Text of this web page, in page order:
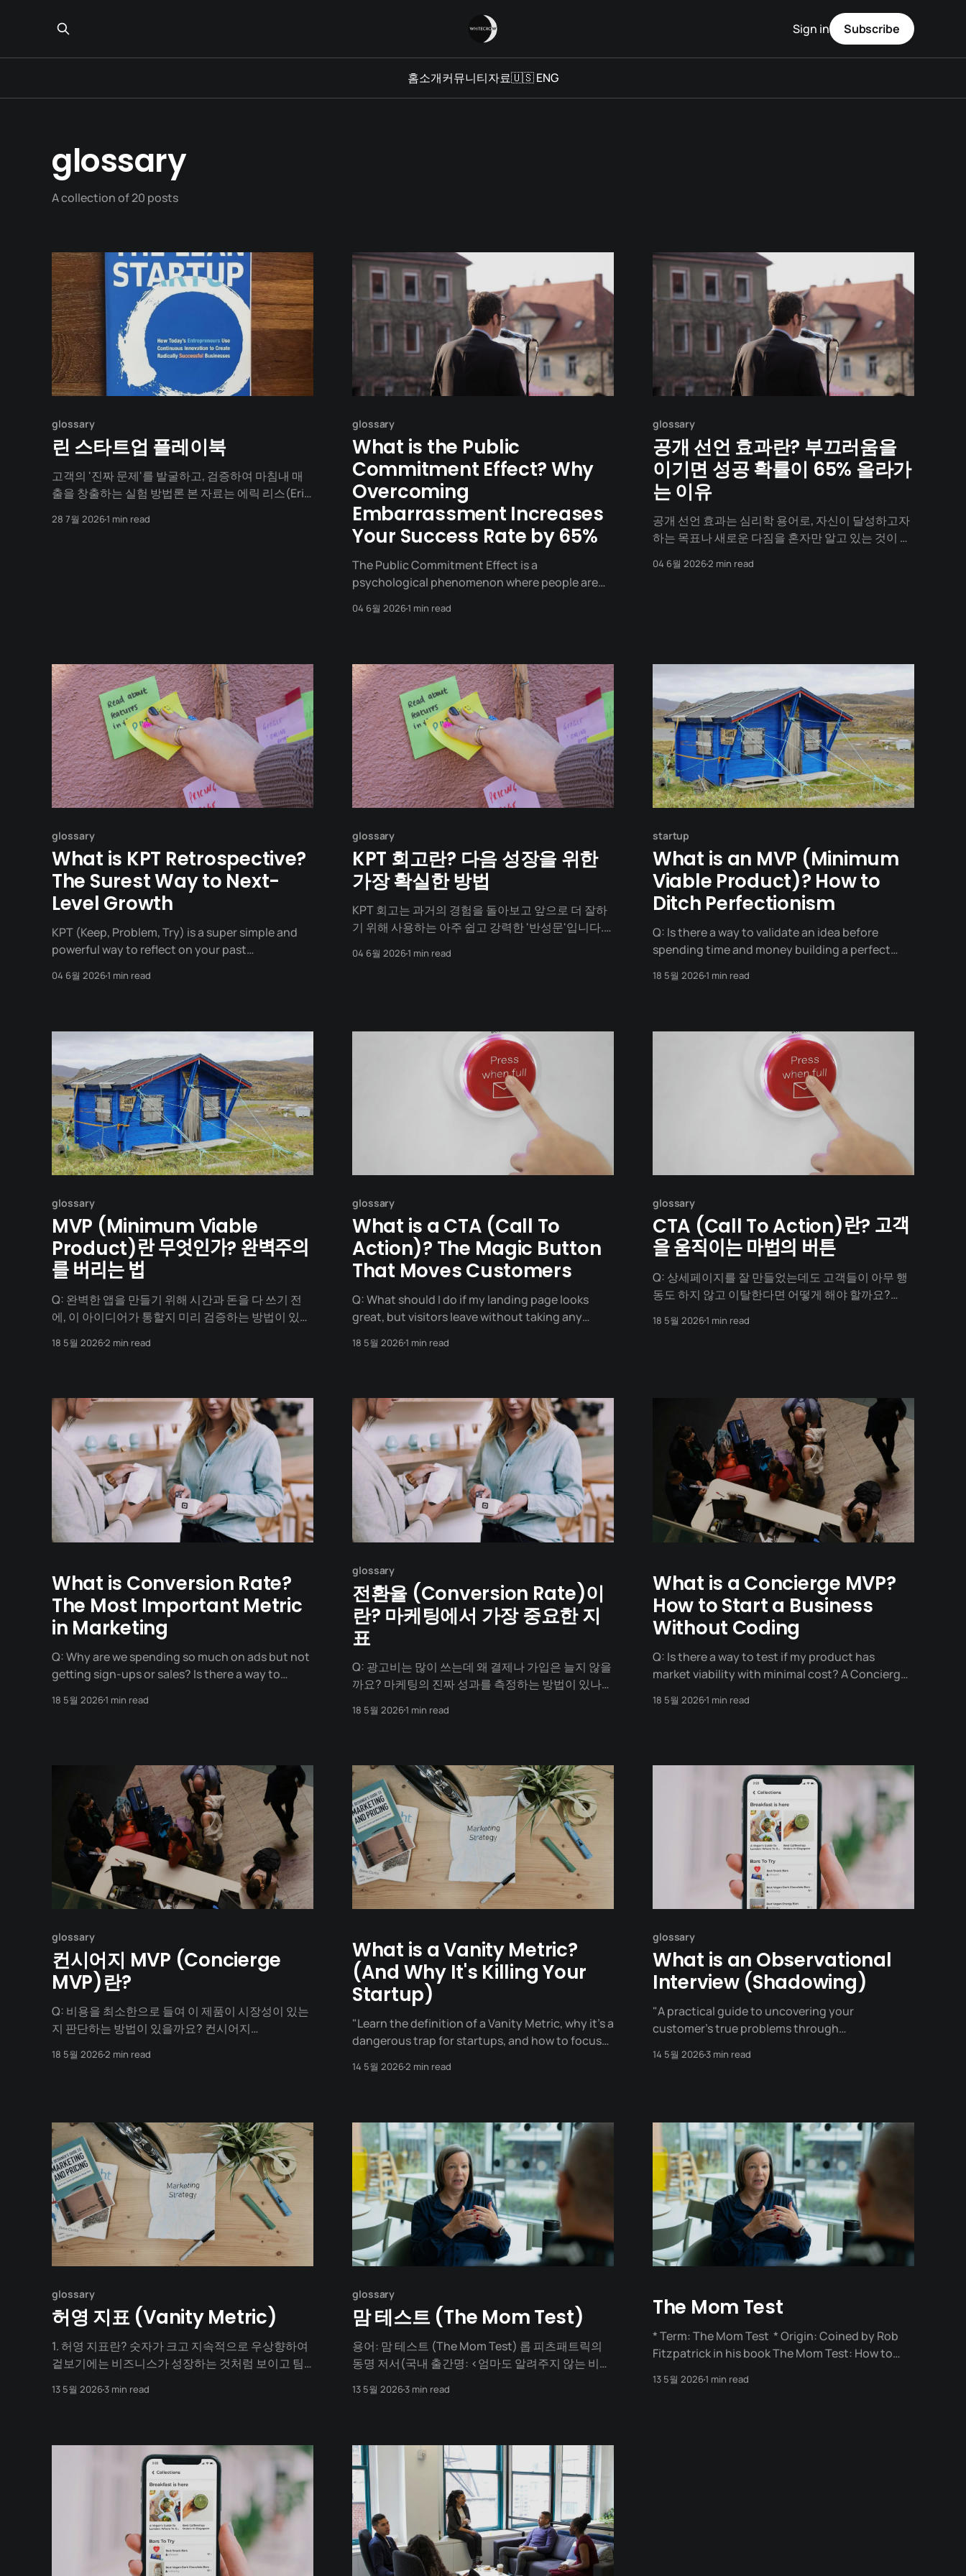
홈소개커뮤니티자료🇺🇸 ENG
Sign in Subscribe
glossary
A collection of 20 posts
glossary
린 스타트업 플레이북
고객의 '진짜 문제'를 발굴하고, 검증하여 마침내 매
출을 창출하는 실험 방법론 본 자료는 에릭 리스(Eric
습니다. 완벽한 계획을 세우느라 시간을 낭비하는 대
28 7월 20261 min read
glossary
What is the Public
Commitment Effect? Why
Overcoming
Embarrassment Increases
Your Success Rate by 65%
The Public Commitment Effect is a
psychological phenomenon where people are
new resolution if they declare it publicly to
social media, "I'
04 6월 20261 min read
glossary
공개 선언 효과란? 부끄러움을
이기면 성공 확률이 65% 올라가
는 이유
공개 선언 효과는 심리학 용어로, 자신이 달성하고자
하는 목표나 새로운 다짐을 혼자만 알고 있는 것이 아
완수할 확률이 극적으로 높아지는 현상을 말합니다.
04 6월 20262 min read
glossary
What is KPT Retrospective?
The Surest Way to Next-
Level Growth
KPT (Keep, Problem, Try) is a super simple and
powerful way to reflect on your past
next time. Instead of writing a long, complicated
04 6월 20261 min read
glossary
KPT 회고란? 다음 성장을 위한
가장 확실한 방법
KPT 회고는 과거의 경험을 돌아보고 앞으로 더 잘하
기 위해 사용하는 아주 쉽고 강력한 '반성문'입니다.
생각하지 마세요. 딱 3가지만 적으면 끝납니다. KPT
04 6월 20261 min read
startup
What is an MVP (Minimum
Viable Product)? How to
Ditch Perfectionism
Q: Is there a way to validate an idea before
spending time and money building a perfect
the earliest, most basic version of a product that
Lean methodology,
18 5월 20261 min read
glossary
MVP (Minimum Viable
Product)란 무엇인가? 완벽주의
를 버리는 법
Q: 완벽한 앱을 만들기 위해 시간과 돈을 다 쓰기 전
에, 이 아이디어가 통할지 미리 검증하는 방법이 있을
제품 **MVP(Minimum Viable Product)**는 '최소
을 말합니다. 스타트업과
18 5월 20262 min read
glossary
What is a CTA (Call To
Action)? The Magic Button
That Moves Customers
Q: What should I do if my landing page looks
great, but visitors leave without taking any
term for any device designed to prompt an
prominent
18 5월 20261 min read
glossary
CTA (Call To Action)란? 고객
을 움직이는 마법의 버튼
Q: 상세페이지를 잘 만들었는데도 고객들이 아무 행
동도 하지 않고 이탈한다면 어떻게 해야 할까요?
To Action)**는 마케팅에서 사용자에게 특정한 행동
18 5월 20261 min read
What is Conversion Rate?
The Most Important Metric
in Marketing
Q: Why are we spending so much on ads but not
getting sign-ups or sales? Is there a way to
The Conversion Rate is the percentage of
18 5월 20261 min read
glossary
전환율 (Conversion Rate)이
란? 마케팅에서 가장 중요한 지
표
Q: 광고비는 많이 쓰는데 왜 결제나 가입은 늘지 않을
까요? 마케팅의 진짜 성과를 측정하는 방법이 있나
(Conversion Rate)**은 웹사이트나 앱에 방문한 사
율을 말합니다. 아무리 많은 돈을 들여 광고를 하고 방
문자
18 5월 20261 min read
What is a Concierge MVP?
How to Start a Business
Without Coding
Q: Is there a way to test if my product has
market viability with minimal cost? A Concierge
highly personalized, manual service to a small
18 5월 20261 min read
glossary
컨시어지 MVP (Concierge
MVP)란?
Q: 비용을 최소한으로 들여 이 제품이 시장성이 있는
지 판단하는 방법이 있을까요? 컨시어지
춤형 서비스 제공자)처럼, 자동화된 시스템이나 앱을
이 듭니다. 컨시어지 MVP는 시스템이 할
18 5월 20262 min read
What is a Vanity Metric?
(And Why It's Killing Your
Startup)
"Learn the definition of a Vanity Metric, why it's a
dangerous trap for startups, and how to focus
making." (Glossary: Vanity Metric) 1. What is a
14 5월 20262 min read
glossary
What is an Observational
Interview (Shadowing)
"A practical guide to uncovering your
customer's true problems through
had asked people what they wanted, they would
listening to
14 5월 20263 min read
glossary
허영 지표 (Vanity Metric)
1. 허영 지표란? 숫자가 크고 지속적으로 우상향하여
겉보기에는 비즈니스가 성장하는 것처럼 보이고 팀
를 대변하지 못하며 향후 어떤 행동(Action)을 취해
로스 해킹 분야에서 자주 쓰이는 핵심 용어로, 에릭 리
13 5월 20263 min read
glossary
맘 테스트 (The Mom Test)
용어: 맘 테스트 (The Mom Test) 롭 피츠패트릭의
동명 저서(국내 출간명: <엄마도 알려주지 않는 비즈
객이 (나를 너무 사랑하는 엄마조차도) 내게 기분 좋
니스에
13 5월 20263 min read
The Mom Test
* Term: The Mom Test * Origin: Coined by Rob
Fitzpatrick in his book The Mom Test: How to
good idea when everyone is lying to you.
13 5월 20261 min read